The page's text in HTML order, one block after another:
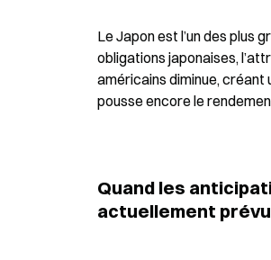
Le Japon est l’un des plus
obligations japonaises,
américains diminue, créant
pousse encore le
Quand les
actuellement